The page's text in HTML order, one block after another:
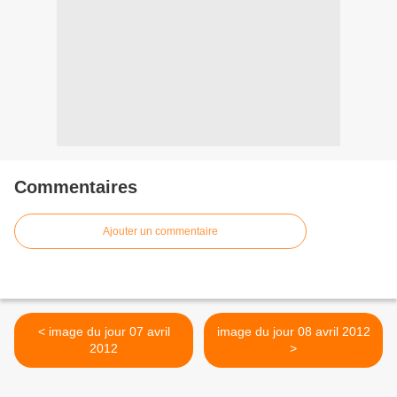
Commentaires
Ajouter un commentaire
< image du jour 07 avril
2012
image du jour 08 avril 2012
>